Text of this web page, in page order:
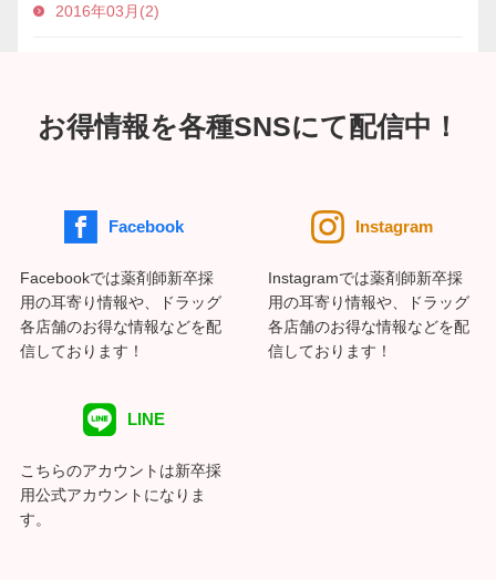
2016年03月(2)
お得情報を各種SNSにて配信中！
Facebook
Facebookでは薬剤師新卒採
用の耳寄り情報や、ドラッグ
各店舗のお得な情報などを配
信しております！
Instagram
Instagramでは薬剤師新卒採
用の耳寄り情報や、ドラッグ
各店舗のお得な情報などを配
信しております！
LINE
こちらのアカウントは新卒採
用公式アカウントになりま
す。